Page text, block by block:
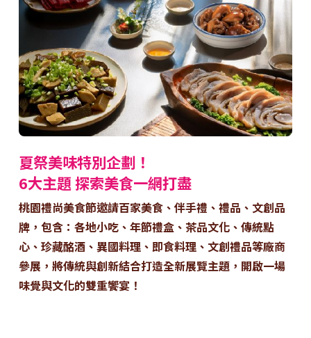
夏祭美味特別企劃！
6大主題 探索美食一網打盡
桃園禮尚美食節邀請百家美食、伴手禮、禮品、文創品
牌，包含：各地小吃、年節禮盒、茶品文化、傳統點
心、珍藏酩酒、異國料理、即食料理、文創禮品等廠商
參展，將傳統與創新結合打造全新展覽主題，開啟一場
味覺與文化的雙重饗宴！